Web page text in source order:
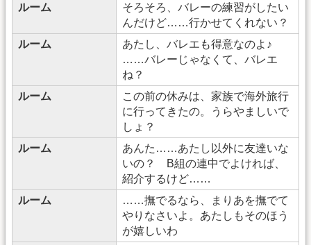
ルーム
そろそろ、バレーの練習がしたい
んだけど……行かせてくれない？
ルーム
あたし、バレエも得意なのよ♪
……バレーじゃなくて、バレエ
ね？
ルーム
この前の休みは、家族で海外旅行
に行ってきたの。うらやましいで
しょ？
ルーム
あんた……あたし以外に友達いな
いの？ B組の連中でよければ、
紹介するけど……
ルーム
……撫でるなら、まりあを撫でて
やりなさいよ。あたしもそのほう
が嬉しいわ